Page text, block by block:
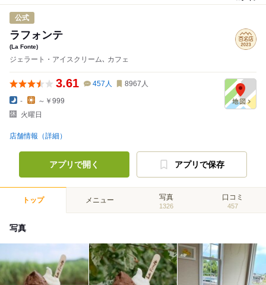
公式
ラフォンテ
(La Fonte)
ジェラート・アイスクリーム､ カフェ
3.61 457 人 8967 人
-
～￥999
火曜日
店舗情報（詳細）
アプリで開く アプリで保存
トップ メニュー 写真
1326
口コミ
457
写真